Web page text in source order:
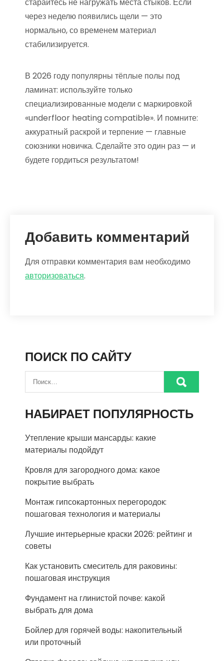
через неделю появились щели — это
нормально, со временем материал
стабилизируется.
В 2026 году популярны тёплые полы под
ламинат: используйте только
специализированные модели с маркировкой
«underfloor heating compatible». И помните:
аккуратный раскрой и терпение — главные
союзники новичка. Сделайте это один раз — и
будете гордиться результатом!
Добавить комментарий
Для отправки комментария вам необходимо
авторизоваться.
ПОИСК ПО САЙТУ
НАБИРАЕТ ПОПУЛЯРНОСТЬ
Утепление крыши мансарды: какие
материалы подойдут
Кровля для загородного дома: какое
покрытие выбрать
Монтаж гипсокартонных перегородок:
пошаговая технология и материалы
Лучшие интерьерные краски 2026: рейтинг и
советы
Как установить смеситель для раковины:
пошаговая инструкция
Фундамент на глинистой почве: какой
выбрать для дома
Бойлер для горячей воды: накопительный
или проточный